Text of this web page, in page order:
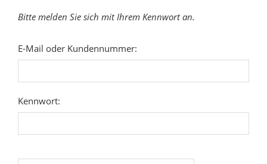
Bitte melden Sie sich mit Ihrem Kennwort an.
E-Mail oder Kundennummer:
Kennwort: